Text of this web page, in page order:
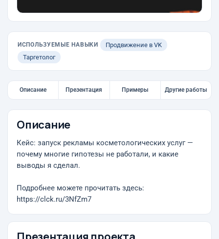
ИСПОЛЬЗУЕМЫЕ НАВЫКИ
Продвижение в VK
Таргетолог
Описание Презентация Примеры Другие работы
Описание
Кейс: запуск рекламы косметологических услуг —
почему многие гипотезы не работали, и какие
выводы я сделал.
Подробнее можете прочитать здесь:
https://clck.ru/3NfZm7